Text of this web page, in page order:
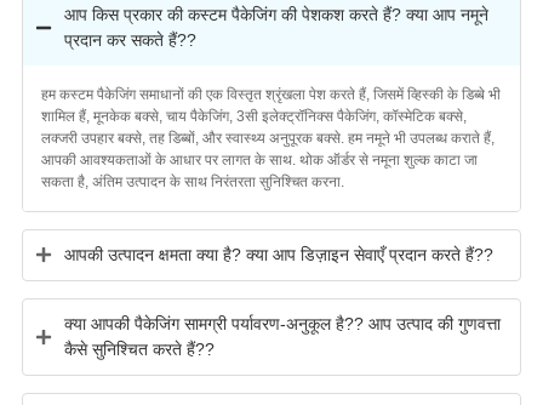
आप किस प्रकार की कस्टम पैकेजिंग की पेशकश करते हैं? क्या आप नमूने
प्रदान कर सकते हैं??
हम कस्टम पैकेजिंग समाधानों की एक विस्तृत श्रृंखला पेश करते हैं, जिसमें व्हिस्की के डिब्बे भी
शामिल हैं, मूनकेक बक्से, चाय पैकेजिंग, 3सी इलेक्ट्रॉनिक्स पैकेजिंग, कॉस्मेटिक बक्से,
लक्जरी उपहार बक्से, तह डिब्बों, और स्वास्थ्य अनुपूरक बक्से. हम नमूने भी उपलब्ध कराते हैं,
आपकी आवश्यकताओं के आधार पर लागत के साथ. थोक ऑर्डर से नमूना शुल्क काटा जा
सकता है, अंतिम उत्पादन के साथ निरंतरता सुनिश्चित करना.
आपकी उत्पादन क्षमता क्या है? क्या आप डिज़ाइन सेवाएँ प्रदान करते हैं??
क्या आपकी पैकेजिंग सामग्री पर्यावरण-अनुकूल है?? आप उत्पाद की गुणवत्ता
कैसे सुनिश्चित करते हैं??